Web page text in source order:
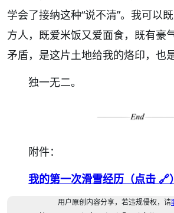
学会了接纳这种“说不清”。我可以
方人，既爱米饭又爱面食，既有豪
矛盾，是这片土地给我的烙印，也
独一无二。
附件：
我的第一次滑雪经历（点击 🔗）
用户原创内容分享，若违规侵权，请